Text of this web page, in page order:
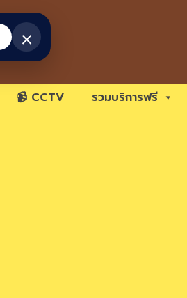
📹 CCTV รวมบริการฟรี
×